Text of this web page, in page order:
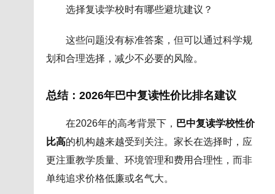
选择复读学校时有哪些避坑建议？
这些问题没有标准答案，但可以通过科学规
划和合理选择，减少不必要的风险。
总结：2026年巴中复读性价比排名建议
在2026年的高考背景下， 巴中复读学校性价
比高的机构越来越受到关注。家长在选择时，应
更注重教学质量、环境管理和费用合理性，而非
单纯追求价格低廉或名气大。